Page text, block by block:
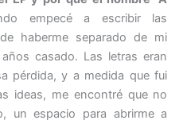
empecé a escribir las
haberme separado de mi
casado. Las letras eran
pérdida, y a medida que fui
ideas, me encontré que no
un espacio para abrirme a